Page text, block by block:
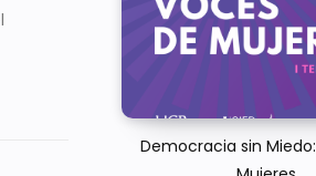
Democracia sin